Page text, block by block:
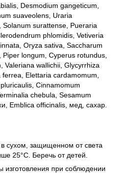
Desmodium gangeticum,
suaveolens, Uraria
surattense, Pueraria
phlomidis, Vetiveria
Oryza sativa, Saccharum
longum, Cyperus rotundus,
Valeriana wallichii, Glycyrrhiza
Elettaria cardamomum,
Cinnamomum
chebula, Sesamum
Emblica officinalis, мед, сахар.
сухом, защищенном от света
25°С. Беречь от детей.
изготовления при соблюдении